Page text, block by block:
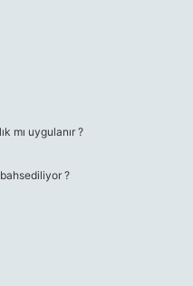
mı uygulanır ?
bahsediliyor ?